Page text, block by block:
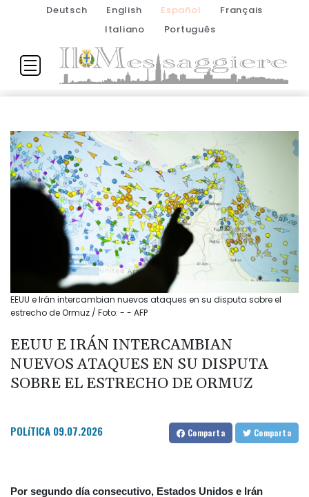
Deutsch English Español
Français
Italiano
Português
EEUU e Irán intercambian nuevos ataques en su disputa sobre el
estrecho de Ormuz / Foto: - - AFP
EEUU E IRÁN INTERCAMBIAN
NUEVOS ATAQUES EN SU DISPUTA
SOBRE EL ESTRECHO DE ORMUZ
POLíTICA 09.07.2026 Comparta Comparta
Por segundo día consecutivo, Estados Unidos e Irán